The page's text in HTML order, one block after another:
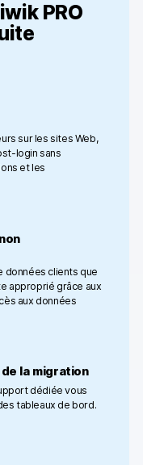
PRO
sur les sites Web,
login sans
et les
données clients que
approprié grâce aux
aux données
la migration
dédiée vous
tableaux de bord.